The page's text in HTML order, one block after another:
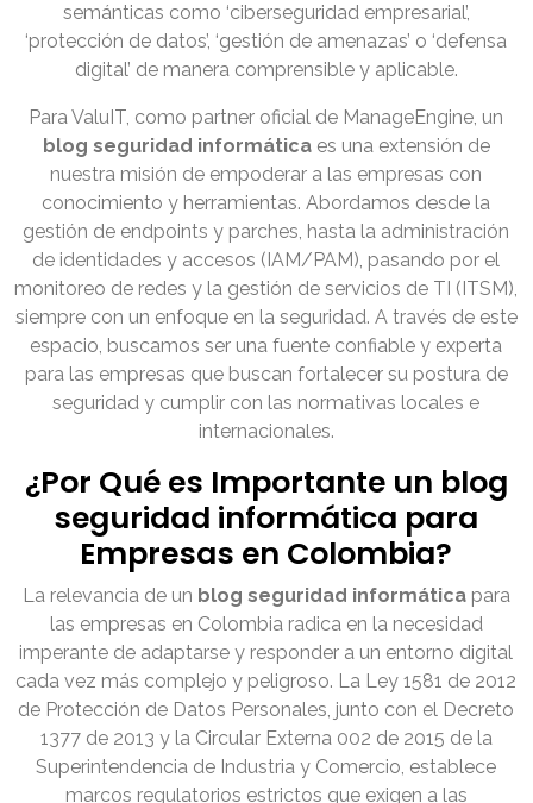
semánticas como ‘ciberseguridad empresarial’,
‘protección de datos’, ‘gestión de amenazas’ o ‘defensa
digital’ de manera comprensible y aplicable.
Para ValuIT, como partner oficial de ManageEngine, un
blog seguridad informática es una extensión de
nuestra misión de empoderar a las empresas con
conocimiento y herramientas. Abordamos desde la
gestión de endpoints y parches, hasta la administración
de identidades y accesos (IAM/PAM), pasando por el
monitoreo de redes y la gestión de servicios de TI (ITSM),
siempre con un enfoque en la seguridad. A través de este
espacio, buscamos ser una fuente confiable y experta
para las empresas que buscan fortalecer su postura de
seguridad y cumplir con las normativas locales e
internacionales.
¿Por Qué es Importante un blog
seguridad informática para
Empresas en Colombia?
La relevancia de un blog seguridad informática para
las empresas en Colombia radica en la necesidad
imperante de adaptarse y responder a un entorno digital
cada vez más complejo y peligroso. La Ley 1581 de 2012
de Protección de Datos Personales, junto con el Decreto
1377 de 2013 y la Circular Externa 002 de 2015 de la
Superintendencia de Industria y Comercio, establece
marcos regulatorios estrictos que exigen a las